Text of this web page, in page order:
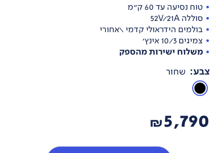
טוח נסיעה עד 60 ק"מ
סוללה 52V/21A
בולמים הידראולי קדמי \אחורי
צמיגים 10/3 אינץ'
משלוח ישירות מהספק
צבע: שחור
5,790
₪